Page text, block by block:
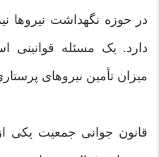
در حوزه نگهداشت نیرو‌ها
دارد. یک مسئله
میزان تأمین نیرو‌های
قانون جوانی جمعیت یکی